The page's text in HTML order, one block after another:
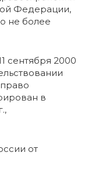
Федерации,
не более
сентября 2000
в
от